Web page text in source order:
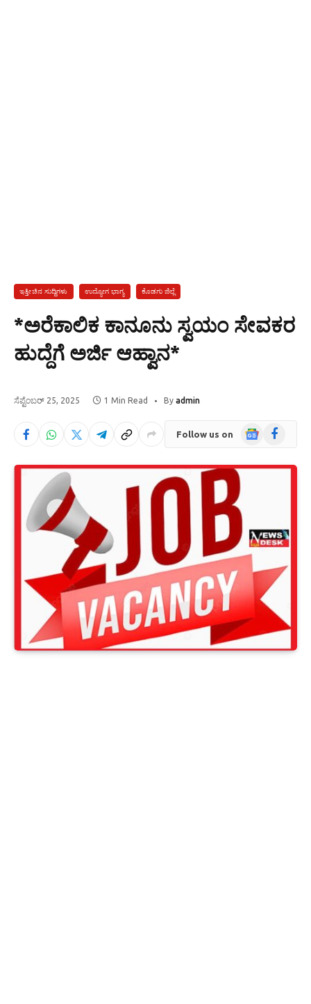
ಇತ್ತೀಚಿನ ಸುದ್ದಿಗಳು ಉದ್ಯೋಗ ಭಾಗ್ಯ ಕೊಡಗು ಜಿಲ್ಲೆ
*ಅರೆಕಾಲಿಕ ಕಾನೂನು ಸ್ವಯಂ ಸೇವಕರ
ಹುದ್ದೆಗೆ ಅರ್ಜಿ ಆಹ್ವಾನ*
ಸೆಪ್ಟೆಂಬರ್ 25, 2025 1 Min Read By admin
Follow us on
GoogleFacebook